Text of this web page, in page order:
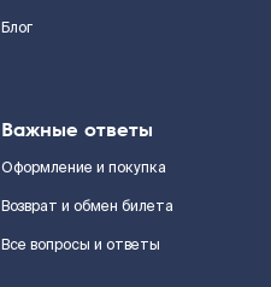
Блог
Важные ответы
Оформление и покупка
Возврат и обмен билета
Все вопросы и ответы